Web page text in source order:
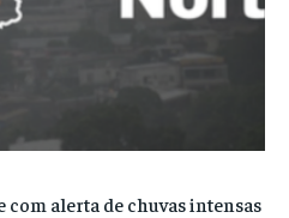
com alerta de chuvas intensas